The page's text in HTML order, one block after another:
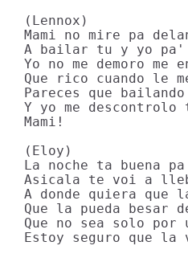
(Lennox)
Mami no mire pa
A bailar tu y yo
Yo no me demoro me
Que rico cuando le
Pareces que
Y yo me
Mami!
(Eloy)
La noche ta buena
Asicala te voi a
A donde quiera que
Que la pueda besar
Que no sea solo por
Estoy seguro que la